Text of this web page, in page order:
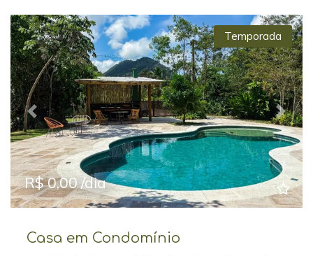
Previous Next
Temporada
R$ 0,00 /dia
Casa em Condomínio